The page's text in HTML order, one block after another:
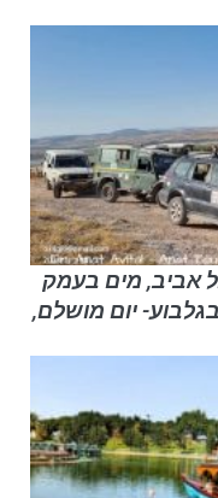
אביב, מים בעמק
יום מושלם,